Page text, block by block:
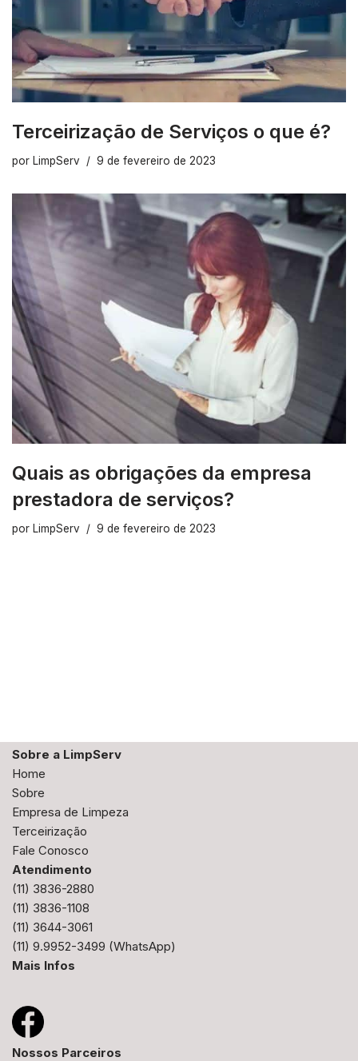
Terceirização de Serviços o que é?
por LimpServ 9 de fevereiro de 2023
Quais as obrigações da empresa
prestadora de serviços?
por LimpServ 9 de fevereiro de 2023
Sobre a LimpServ
Home
Sobre
Empresa de Limpeza
Terceirização
Fale Conosco
Atendimento
(11) 3836-2880
(11) 3836-1108
(11) 3644-3061
(11) 9.9952-3499 (WhatsApp)
Mais Infos
Nossos Parceiros